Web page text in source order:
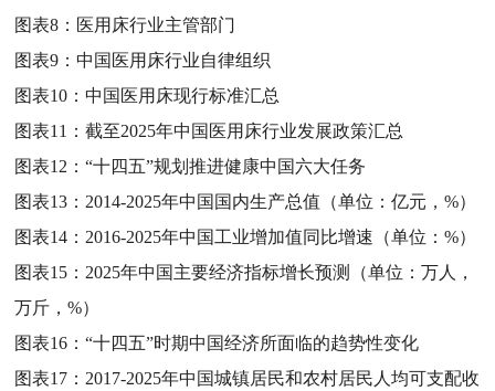
图表8： 医用床行业主管部门
图表9：中国医用床行业自律组织
图表10：中国医用床现行标准汇总
图表11：截至2025年中国医用床行业发展政策汇总
图表12：“十四五”规划推进健康中国六大任务
图表13： 2014-2025年中国国内生产总值（单位：亿元，%）
图表14： 2016-2025年中国工业增加值同比增速（单位：%）
图表15： 2025年中国主要经济指标增长预测（单位：万人，
万斤，%）
图表16：“十四五”时期中国经济所面临的趋势性变化
图表17： 2017-2025年中国城镇居民和农村居民人均可支配收